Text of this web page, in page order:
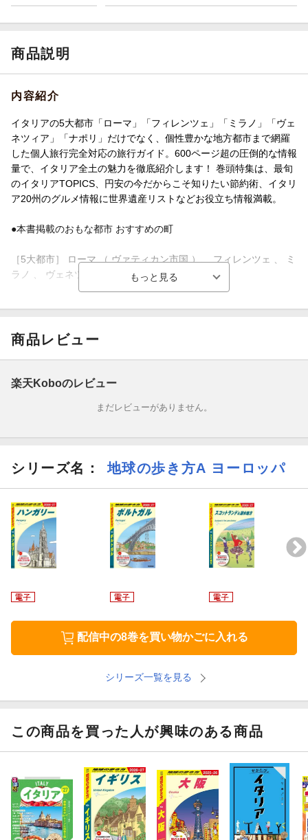
商品説明
内容紹介
イタリアの5大都市「ローマ」「フィレンツェ」「ミラノ」「ヴェ
ネツィア」「ナポリ」だけでなく、個性豊かな地方都市まで網羅
した個人旅行完全対応の旅行ガイド。600ページ超の圧倒的な情報
量で、イタリア全土の魅力を徹底紹介します！ 巻頭特集は、最旬
のイタリアTOPICS、円安の今だからこそ知りたい節約術、イタリ
ア20州のグルメ情報に世界遺産リストなどお役立ち情報満載。
●本書掲載のおもな都市 おすすめの町
［5大都市］ ローマ （ ヴァティカン市国 ）、 フィレンツェ 、 ミ
ラノ 、 ヴェネツィア 、 ナポリ
トリノ アオスタ クールマイユール チェルヴィニア
モ ブレーシャ クレモナ マントヴァ サッビオネータ サクロ・モン
ヴェネツィア ジュリア州］
パドヴァ ヴィチェンツァ ヴェローナ バッサーノ・デル・グラッ
パ トレント ボルツァーノ ドロミテ山塊 トリエステ
［リグーリア州］
ルナッツァ コルニーリア マナローラ リオマッジョーレ )
［エミリア・ロマーニャ州］
ボローニャ モデナ パルマ ピアチェンツァ サン・マリノ フェッラ
ピサ ピエンツァとオルチャの谷 シエナ サン・ジミニャーノ アッ
［カンパニア州 プーリア州 バジリカータ カラブリア州］
ポンペイ エルコラーノ パエストゥム カゼルタ ベネヴェント カプ
リ島 イスキア島 アマルフィ海岸 サレルノ アマルフィ ラヴェッロ
商品レビュー
楽天Koboのレビュー
まだレビューがありません。
シリーズ名： 地球の歩き方A ヨーロッパ
配信中の8巻を買い物かごに入れる
シリーズ一覧を見る
この商品を買った人が興味のある商品